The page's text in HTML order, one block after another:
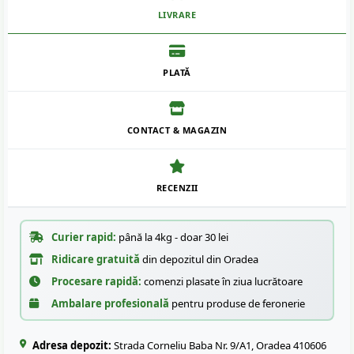
LIVRARE
PLATĂ
CONTACT & MAGAZIN
RECENZII
Curier rapid: până la 4kg - doar 30 lei
Ridicare gratuită din depozitul din Oradea
Procesare rapidă: comenzi plasate în ziua lucrătoare
Ambalare profesională pentru produse de feronerie
Adresa depozit: Strada Corneliu Baba Nr. 9/A1, Oradea 410606